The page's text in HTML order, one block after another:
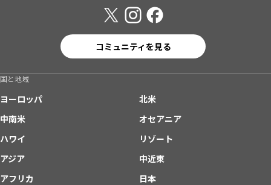
コミュニティを見る
国と地域
ヨーロッパ
北米
中南米
オセアニア
ハワイ
リゾート
アジア
中近東
アフリカ
日本